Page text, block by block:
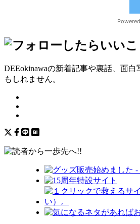
DEEokinawaの新着記事や裏話、面
もしれません。